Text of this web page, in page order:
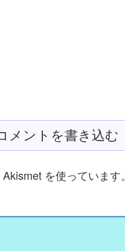
メントを書き込む
を使っています。